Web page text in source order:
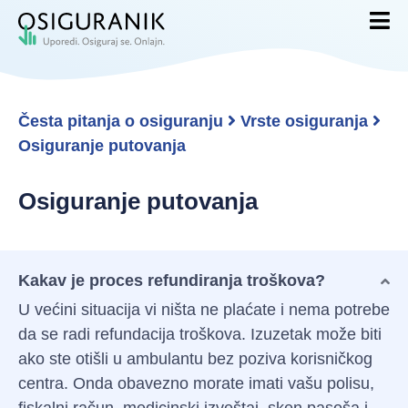
Česta pitanja o osiguranju
Vrste osiguranja
Osiguranje putovanja
Osiguranje putovanja
Kakav je proces refundiranja troškova?
U većini situacija vi ništa ne plaćate i nema potrebe
da se radi refundacija troškova. Izuzetak može biti
ako ste otišli u ambulantu bez poziva korisničkog
centra. Onda obavezno morate imati vašu polisu,